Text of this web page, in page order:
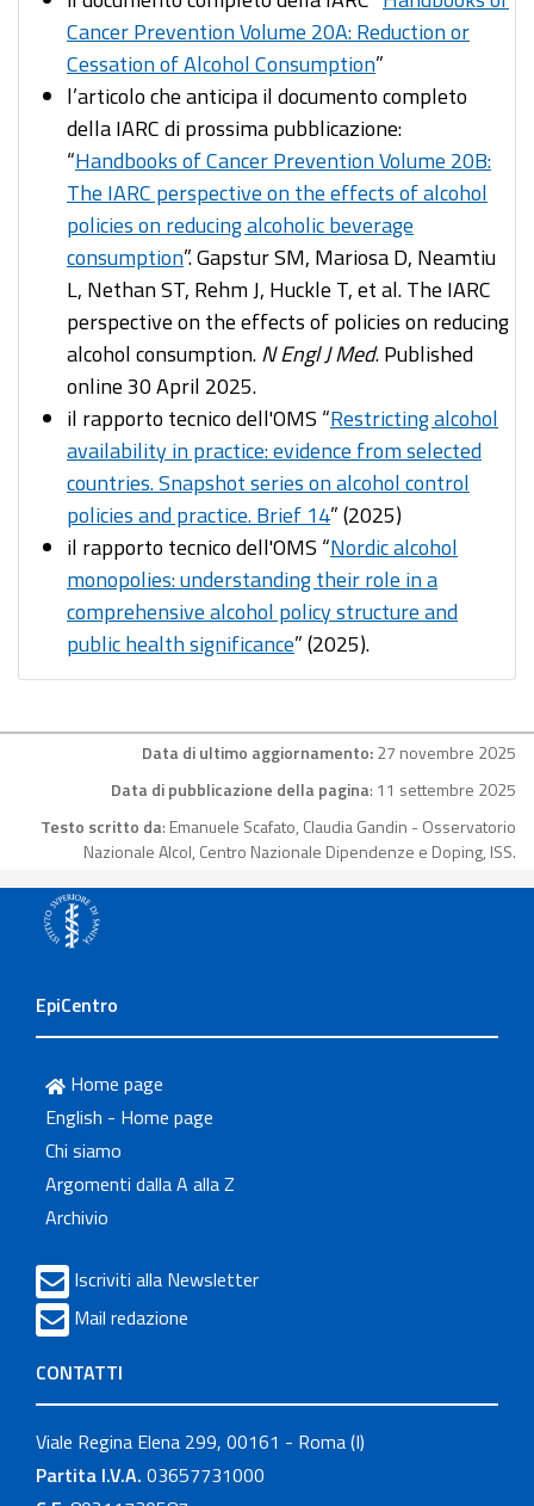
Cancer Prevention Volume 20A: Reduction or
Cessation of Alcohol Consumption”
l’articolo che anticipa il documento completo
della IARC di prossima pubblicazione:
“Handbooks of Cancer Prevention Volume 20B:
The IARC perspective on the effects of alcohol
policies on reducing alcoholic beverage
consumption”. Gapstur SM, Mariosa D, Neamtiu
L, Nethan ST, Rehm J, Huckle T, et al. The IARC
perspective on the effects of policies on reducing
alcohol consumption.N Engl J Med. Published
online 30 April 2025.
il rapporto tecnico dell'OMS “Restricting alcohol
availability in practice: evidence from selected
countries. Snapshot series on alcohol control
policies and practice. Brief 14” (2025)
il rapporto tecnico dell'OMS “Nordic alcohol
monopolies: understanding their role in a
comprehensive alcohol policy structure and
public health significance” (2025).
Data di ultimo aggiornamento:27 novembre 2025
Data di pubblicazione della pagina: 11 settembre 2025
Testo scritto da: Emanuele Scafato, Claudia Gandin - Osservatorio
Nazionale Alcol, Centro Nazionale Dipendenze e Doping, ISS.
EpiCentro
Home page
English - Home page
Chi siamo
Argomenti dalla A alla Z
Archivio
Iscriviti alla Newsletter
Mail redazione
CONTATTI
Viale Regina Elena 299, 00161 - Roma (I)
Partita I.V.A. 03657731000